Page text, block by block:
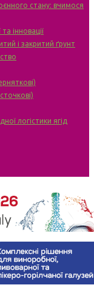
стану: вчимося
інновації
і закритий ґрунт
логістики ягід